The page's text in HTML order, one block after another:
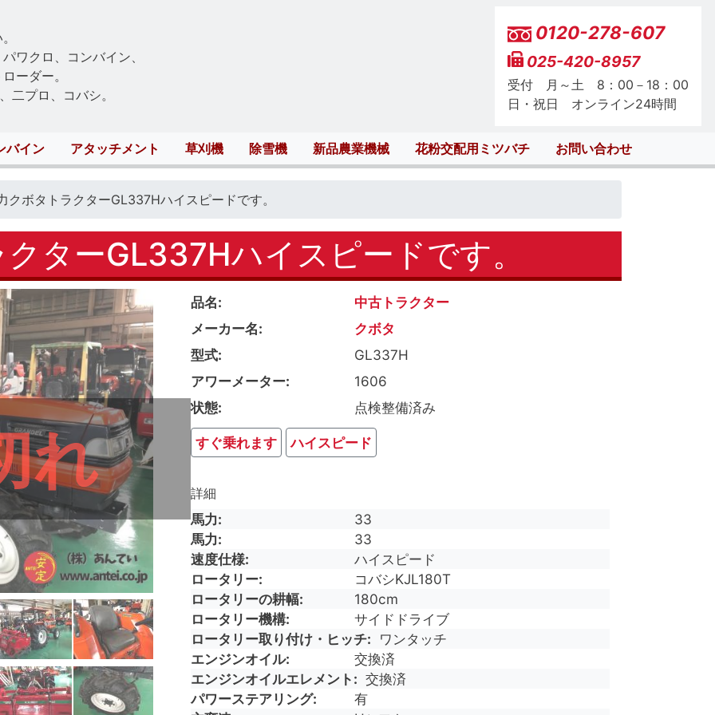
ワクロ、コンバイン、
ーダー。
二プロ、コバシ。
0120-278-607
025-420-8957
受付 月～土 8：00－18：00
日・祝日 オンライン24時間
バイン アタッチメント 草刈機 除雪機 新品農業機械 花粉交配用ミツバチ お問い合わせ
クボタトラクターGL337Hハイスピードです。
ターGL337Hハイスピードです。
れ
品名
中古トラクター
メーカー名
クボタ
型式
GL337H
アワーメーター
1606
状態
点検整備済み
すぐ乗れます ハイスピード
詳細
馬力
33
馬力
33
速度仕様
ハイスピード
ロータリー
コバシKJL180T
ロータリーの耕幅
180cm
ロータリー機構
サイドドライブ
ロータリー取り付け・ヒッチ
ワンタッチ
エンジンオイル
交換済
エンジンオイルエレメント
交換済
パワーステアリング
有